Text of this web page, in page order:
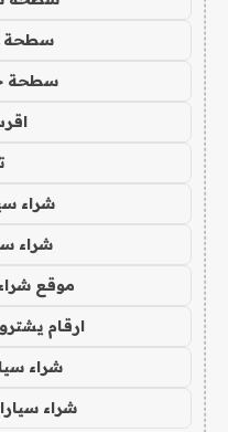
سطحة
سطحة
شراء
شراء
موقع
ارقام
شراء
شراء